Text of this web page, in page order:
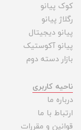
کوک پیانو
رگلاژ پیانو
پیانو دیجیتال
پیانو آکوستیک
بازار دسته دوم
ناحیه کاربری
درباره ما
ارتباط با ما
قوانین و مقررات